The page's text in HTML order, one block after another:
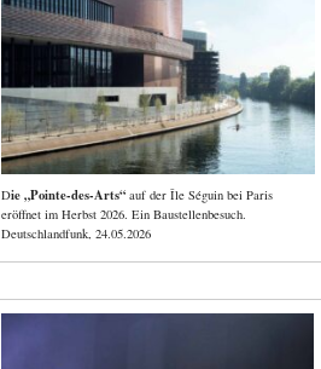
Die „Pointe-des-Arts“ auf der Île Séguin bei Paris
eröffnet im Herbst 2026. Ein Baustellenbesuch.
Deutschlandfunk, 24.05.2026